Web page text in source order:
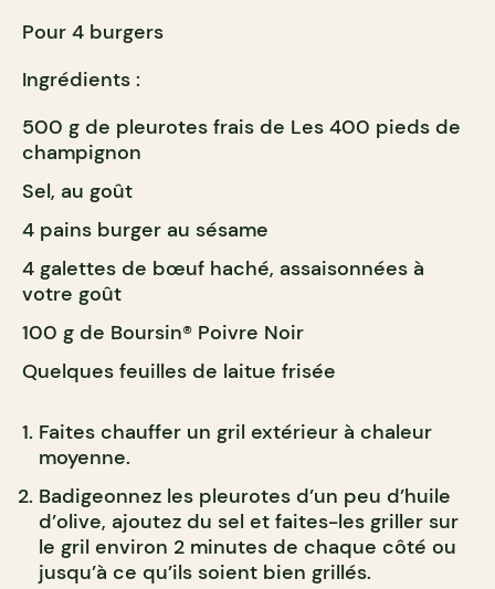
Pour 4 burgers
Ingrédients :
500 g de pleurotes frais de Les 400 pieds de
champignon
Sel, au goût
4 pains burger au sésame
4 galettes de bœuf haché, assaisonnées à
votre goût
100 g de Boursin® Poivre Noir
Quelques feuilles de laitue frisée
Faites chauffer un gril extérieur à chaleur
moyenne.
Badigeonnez les pleurotes d’un peu d’huile
d’olive, ajoutez du sel et faites-les griller sur
le gril environ 2 minutes de chaque côté ou
jusqu’à ce qu’ils soient bien grillés.